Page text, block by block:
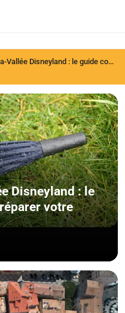
Météo Marne-la-Vallée Disneyland : le guide complet pour préparer votre visite
Disneyland : le
votre